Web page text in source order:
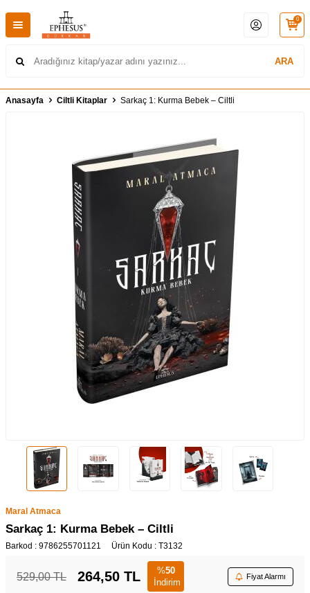
ARA
0
Anasayfa Ciltli Kitaplar Sarkaç 1: Kurma Bebek – Ciltli
Maral Atmaca
Sarkaç 1: Kurma Bebek – Ciltli
Barkod : 9786255701121 Ürün Kodu : T3132
529,00TL 264,50 TL %50
İndirim
Fiyat Alarmı